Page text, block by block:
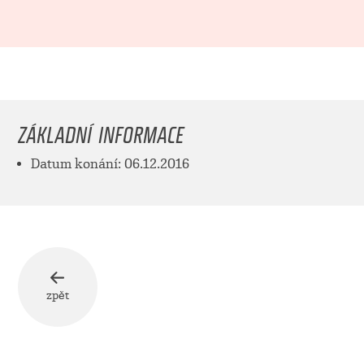
ZÁKLADNÍ INFORMACE
Datum konání: 06.12.2016
zpět